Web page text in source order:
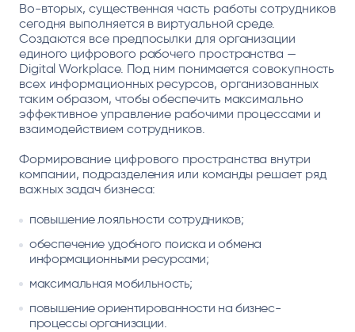
Во-вторых, существенная часть работы сотрудников
сегодня выполняется в виртуальной среде.
Создаются все предпосылки для организации
единого цифрового рабочего пространства —
Digital Workplace. Под ним понимается совокупность
всех информационных ресурсов, организованных
таким образом, чтобы обеспечить максимально
эффективное управление рабочими процессами и
взаимодействием сотрудников.
Формирование цифрового пространства внутри
компании, подразделения или команды решает ряд
важных задач бизнеса:
повышение лояльности сотрудников;
обеспечение удобного поиска и обмена
информационными ресурсами;
максимальная мобильность;
повышение ориентированности на бизнес-
процессы организации.